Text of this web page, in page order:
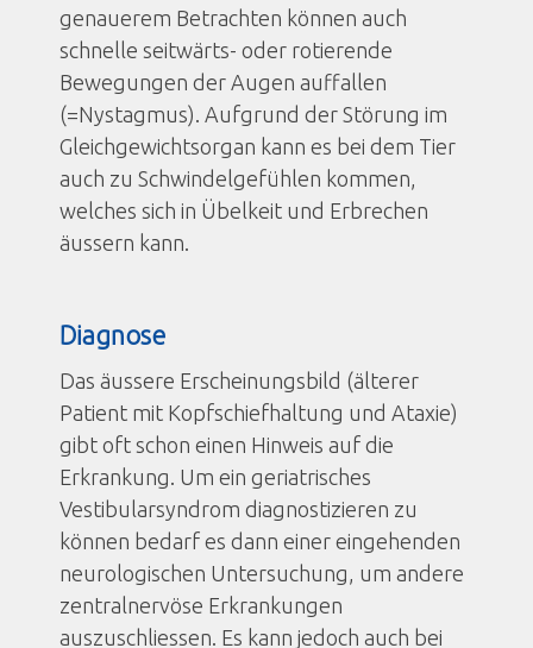
genauerem Betrachten können auch
schnelle seitwärts- oder rotierende
Bewegungen der Augen auffallen
(=Nystagmus). Aufgrund der Störung im
Gleichgewichtsorgan kann es bei dem Tier
auch zu Schwindelgefühlen kommen,
welches sich in Übelkeit und Erbrechen
äussern kann.
Diagnose
Das äussere Erscheinungsbild (älterer
Patient mit Kopfschiefhaltung und Ataxie)
gibt oft schon einen Hinweis auf die
Erkrankung. Um ein geriatrisches
Vestibularsyndrom diagnostizieren zu
können bedarf es dann einer eingehenden
neurologischen Untersuchung, um andere
zentralnervöse Erkrankungen
auszuschliessen. Es kann jedoch auch bei